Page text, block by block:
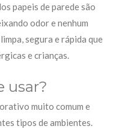
papeis de parede são
odor e nenhum
segura e rápida que
e crianças.
usar?
muito comum e
tipos de ambientes.